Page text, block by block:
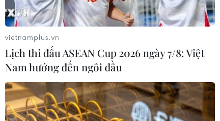
chọi giữa ''tứ bề thọ địch''
Kế hoạch của một số nghị sỹ Bảo thủ nổi loạn nhằm phế
truất bà May đã thất bại, tuy nhiên, nữ chính khách này
đã phải đi đến quyết định sẽ từ chức trước khi diễn ra
tổng tuyển cử năm 2022.
vietnamplus.vn
Lịch thi đấu ASEAN Cup 2026 ngày 7/8: Việt
Nam hướng đến ngôi đầu